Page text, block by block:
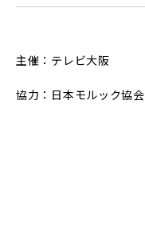
主催：テレビ大阪
協力：日本モルック協会